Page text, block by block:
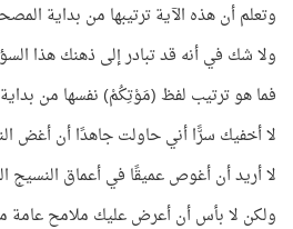
وتعلم أن هذه الآية ترتيبها من بداية
ولا شك في أنه قد تبادر إلى ذهنك هذا
فما هو ترتيب لفظ (مَوْتِكُمْ) نفسها من
لا أخفيك سرًّا أني حاولت جاهدًا أن أغض
لا أريد أن أغوص عميقًا في أعماق النسيج
ولكن لا بأس أن أعرض عليك ملامح عامة